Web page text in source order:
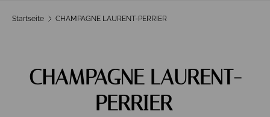
Startseite CHAMPAGNE LAURENT-PERRIER
CHAMPAGNE LAURENT-
PERRIER